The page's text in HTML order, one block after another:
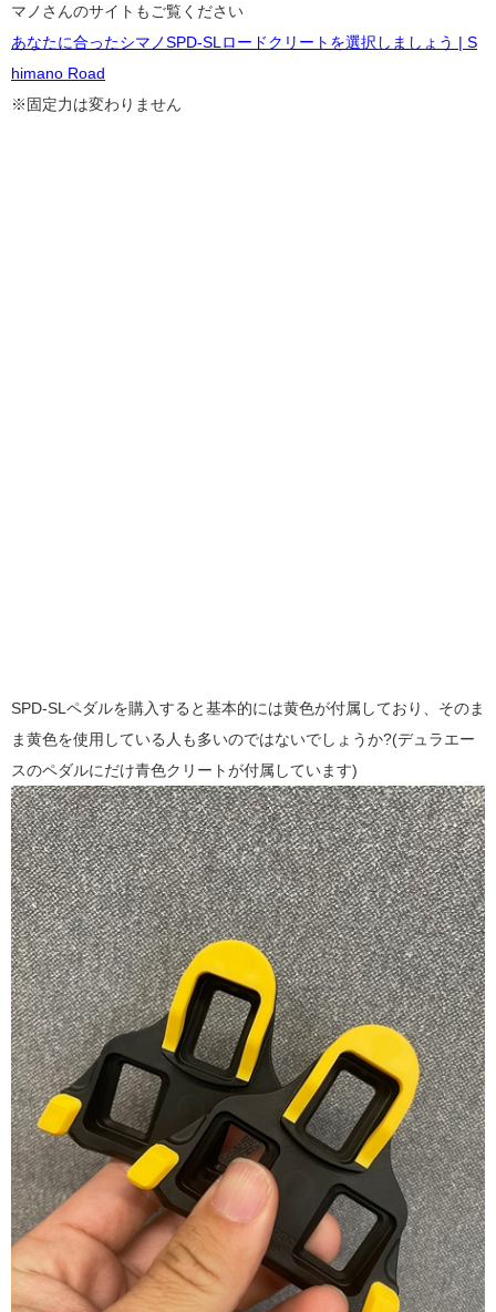
マノさんのサイトもご覧ください
あなたに合ったシマノSPD-SLロードクリートを選択しましょう | S
himano Road
※固定力は変わりません
SPD-SLペダルを購入すると基本的には黄色が付属しており、そのま
ま黄色を使用している人も多いのではないでしょうか?(デュラエー
スのペダルにだけ青色クリートが付属しています)